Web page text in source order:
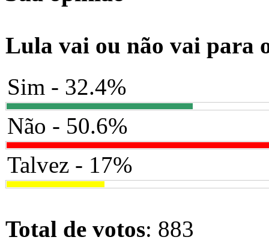
Lula vai ou não vai para
Sim - 32.4%
Não - 50.6%
Talvez - 17%
Total de votos: 883